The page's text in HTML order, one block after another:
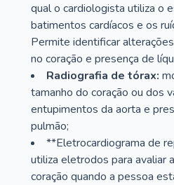
qual o cardiologista utiliza o
batimentos cardíacos e os
Permite identificar
no coração e presença de
Radiografia de tórax:
tamanho do coração ou dos
entupimentos da aorta e
pulmão;
**Eletrocardiograma de
utiliza eletrodos para avaliar
coração quando a pessoa